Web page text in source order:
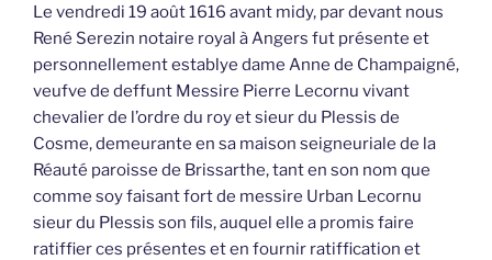
Le vendredi 19 août 1616 avant midy, par devant nous
René Serezin notaire royal à Angers fut présente et
personnellement establye dame Anne de Champaigné,
veufve de deffunt Messire Pierre Lecornu vivant
chevalier de l’ordre du roy et sieur du Plessis de
Cosme, demeurante en sa maison seigneuriale de la
Réauté paroisse de Brissarthe, tant en son nom que
comme soy faisant fort de messire Urban Lecornu
sieur du Plessis son fils, auquel elle a promis faire
ratiffier ces présentes et en fournir ratiffication et